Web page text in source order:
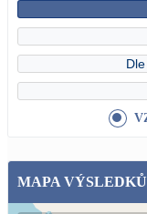
MAPA VÝSLEDKŮ